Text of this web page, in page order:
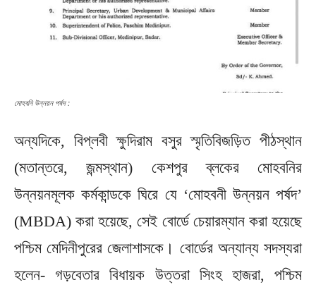
মোহবনি উন্নয়ন পর্ষদ :
অন্যদিকে, বিপ্লবী ক্ষুদিরাম বসুর স্মৃতিবিজড়িত পীঠস্থান
(মতান্তরে, জন্মস্থান) কেশপুর ব্লকের মোহবনির
উন্নয়নমূলক কর্মকান্ডকে ঘিরে যে ‘মোহবনী উন্নয়ন পর্ষদ’
(MBDA) করা হয়েছে, সেই বোর্ডে চেয়ারম্যান করা হয়েছে
পশ্চিম মেদিনীপুরের জেলাশাসকে। বোর্ডের অন্যান্য সদস্যরা
হলেন- গড়বেতার বিধায়ক উত্তরা সিংহ হাজরা, পশ্চিম